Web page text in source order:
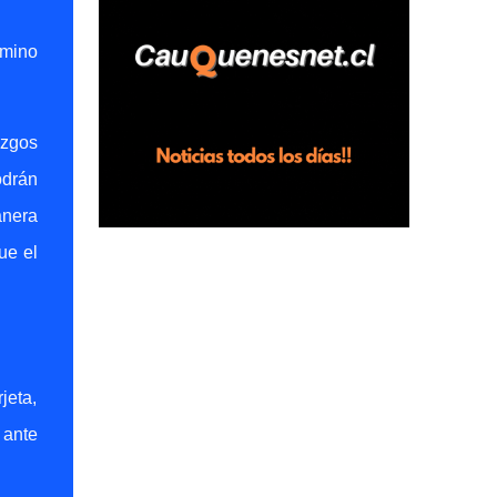
el
en el sector Dollimbuta, comuna de
Pelluhue. Allí, mientras se encontraba junto
plantación de frutillas, habría sostenido una